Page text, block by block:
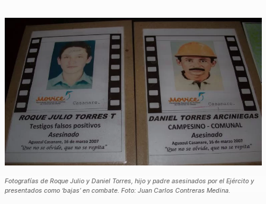
Fotografías de Roque Julio y Daniel Torres, hijo y padre asesinados por el Ejército y
presentados como ‘bajas’ en combate. Foto: Juan Carlos Contreras Medina.